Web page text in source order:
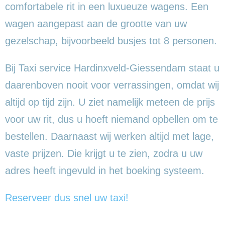
comfortabele rit in een luxueuze wagens. Een
wagen aangepast aan de grootte van uw
gezelschap, bijvoorbeeld busjes tot 8 personen.
Bij Taxi service Hardinxveld-Giessendam staat u
daarenboven nooit voor verrassingen, omdat wij
altijd op tijd zijn. U ziet namelijk meteen de prijs
voor uw rit, dus u hoeft niemand opbellen om te
bestellen. Daarnaast wij werken altijd met lage,
vaste prijzen. Die krijgt u te zien, zodra u uw
adres heeft ingevuld in het boeking systeem.
Reserveer dus snel uw taxi!